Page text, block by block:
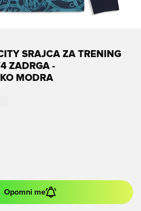
SRAJCA ZA TRENING
ZADRGA -
MODRA
Opomni me